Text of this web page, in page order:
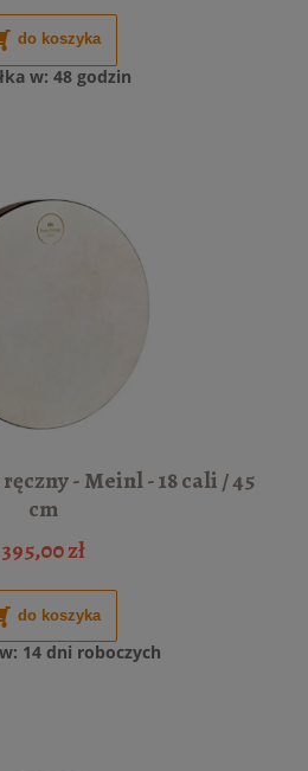
do koszyka
w: 48 godzin
- Meinl - 18 cali / 45
cm
395,00 zł
do koszyka
14 dni roboczych